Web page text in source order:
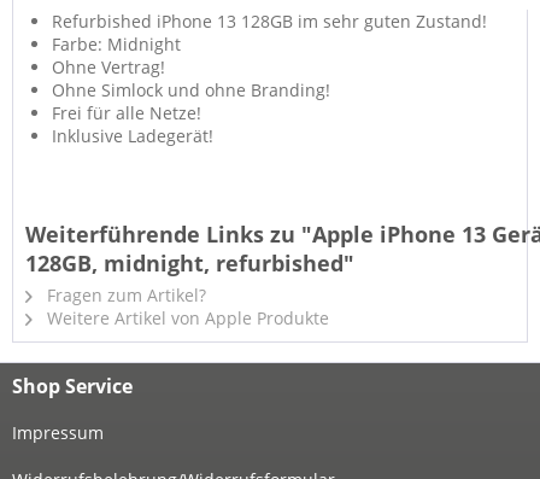
Refurbished iPhone 13 128GB im sehr guten Zustand!
Farbe: Midnight
Ohne Vertrag!
Ohne Simlock und ohne Branding!
Frei für alle Netze!
Inklusive Ladegerät!
Weiterführende Links zu "Apple iPhone 13
128GB, midnight, refurbished"
Fragen zum Artikel?
Weitere Artikel von Apple Produkte
Shop Service
Impressum